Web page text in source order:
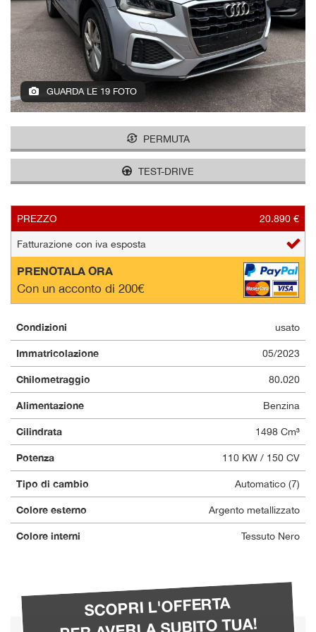
AZIENDA
NEWS
AREA COMMERCIANTI
GUARDA LE 19 FOTO
PERMUTA
TEST-DRIVE
PREZZO 20.890 €
Fatturazione con iva esposta
PRENOTALA ORA
Con un acconto di 200€
Condizioni usato
Immatricolazione 05/2023
Chilometraggio 80.020
Alimentazione Benzina
Cilindrata 1498 Cm³
Potenza 110 KW / 150 CV
Tipo di cambio Automatico (7)
Colore esterno Argento metallizzato
Colore interni Tessuto Nero
SCOPRI L'OFFERTA
tracciamento
che
adottiamo
per
offrire
le
funzionalità
e
di
ottenere
maggiori
informazioni
sull'utilità
e
sul
funzionamento
questi
strumenti
di
si
rimanda
cookie
policy.
Puoi
rivedere
e
modificare
le
tue
scelte